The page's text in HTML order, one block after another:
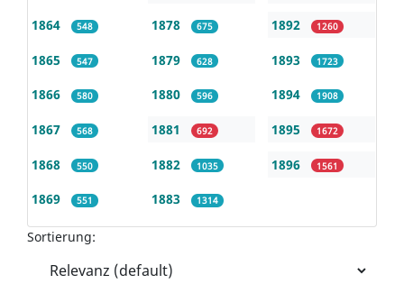
1864 548
1865 547
1866 580
1867 568
1868 550
1869 551
1878 675
1879 628
1880 596
1881 692
1882 1035
1883 1314
1892 1260
1893 1723
1894 1908
1895 1672
1896 1561
Sortierung: